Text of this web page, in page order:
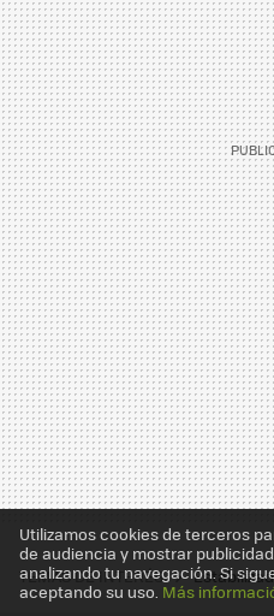
TEMAS DE INTERÉS
Utilizamos cookies de terceros
de audiencia y mostrar
analizando tu navegación. Si
aceptando su uso. Más